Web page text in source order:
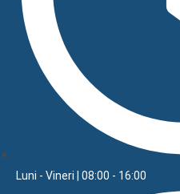
Luni - Vineri | 08:00 - 16:00